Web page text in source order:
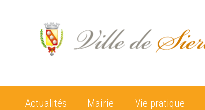
Actualités Mairie Vie pratique